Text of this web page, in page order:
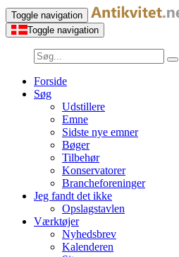
Toggle navigation
Toggle navigation
Forside
Søg
Udstillere
Emne
Sidste nye emner
Bøger
Tilbehør
Konservatorer
Brancheforeninger
Jeg fandt det ikke
Opslagstavlen
Værktøjer
Nyhedsbrev
Kalenderen